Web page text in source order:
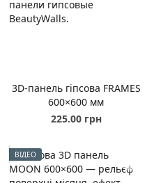
3D-панель гіпсова FRAMES
600×600 мм
225.00 грн
ВІДЕО